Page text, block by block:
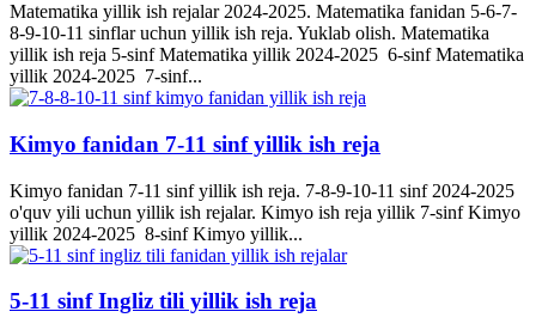
Matematika yillik ish rejalar 2024-2025. Matematika fanidan 5-6-7-
8-9-10-11 sinflar uchun yillik ish reja. Yuklab olish. Matematika
yillik ish reja 5-sinf Matematika yillik 2024-2025 6-sinf Matematika
yillik 2024-2025 7-sinf...
Kimyo fanidan 7-11 sinf yillik ish reja
Kimyo fanidan 7-11 sinf yillik ish reja. 7-8-9-10-11 sinf 2024-2025
o'quv yili uchun yillik ish rejalar. Kimyo ish reja yillik 7-sinf Kimyo
yillik 2024-2025 8-sinf Kimyo yillik...
5-11 sinf Ingliz tili yillik ish reja